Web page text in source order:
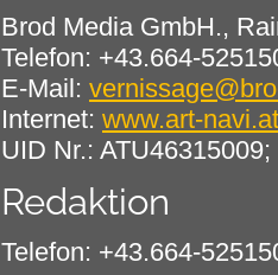
Brod Media GmbH.,
Telefon: +43.664-
E-Mail:
Internet: www.art-navi.at
UID Nr.:
Redaktion
Telefon: +43.664-